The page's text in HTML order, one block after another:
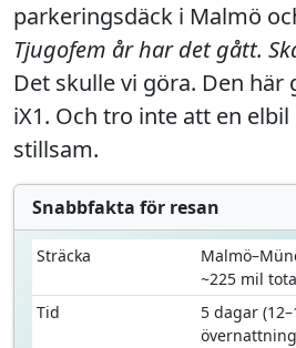
parkeringsdäck i Malmö
Tjugofem år har det gått.
Det skulle vi göra. Den här
iX1. Och tro inte att en
stillsam.
Snabbfakta för resan
Sträcka
~225 mil
Tid
5 dagar